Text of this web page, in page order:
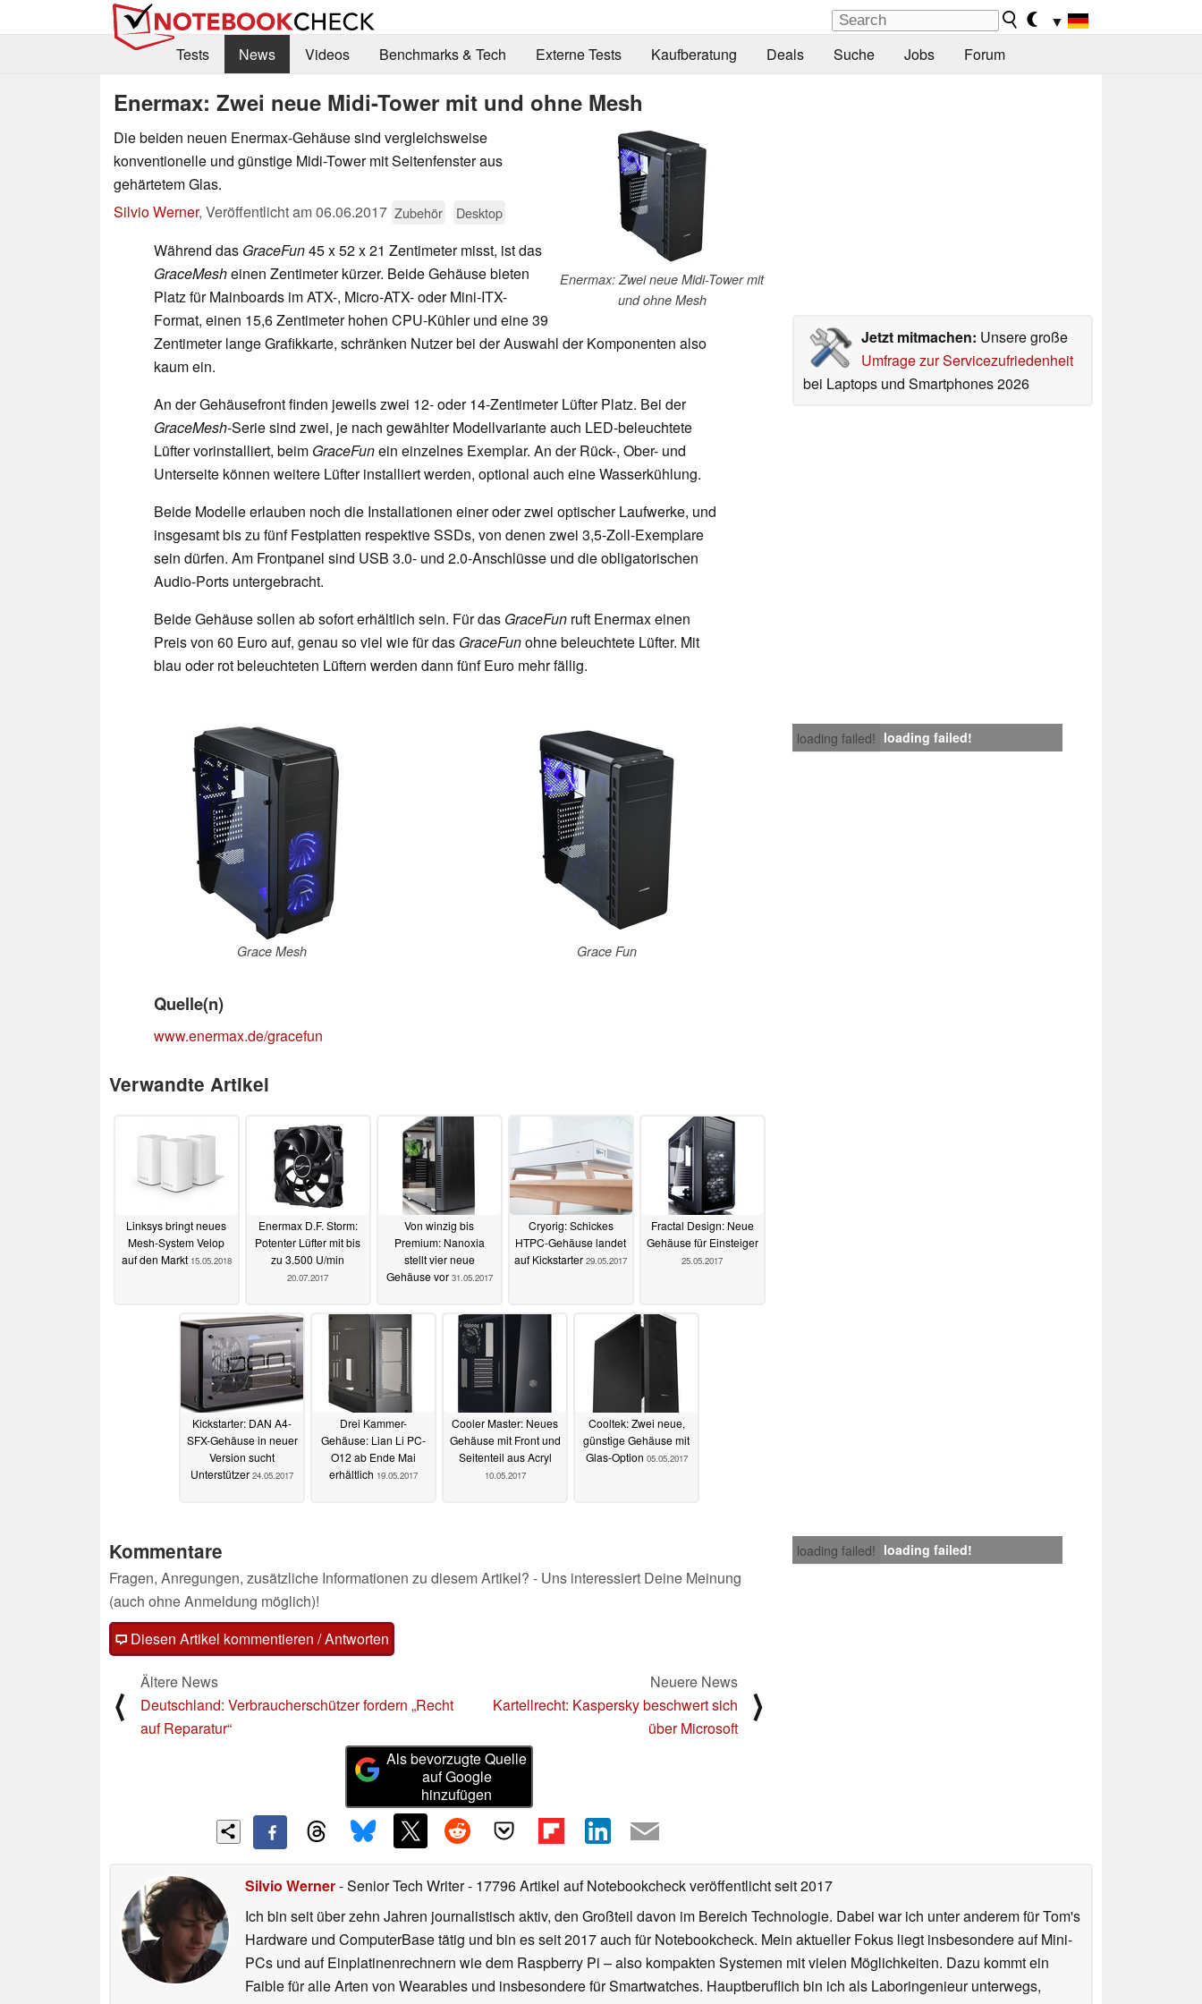
▼
Tests
News Videos Benchmarks & Tech Externe Tests Kaufberatung Deals Suche Jobs Forum
Enermax: Zwei neue Midi-Tower mit und ohne Mesh
Enermax: Zwei neue Midi-Tower mit
und ohne Mesh
Die beiden neuen Enermax-Gehäuse sind vergleichsweise
konventionelle und günstige Midi-Tower mit Seitenfenster aus
gehärtetem Glas.
Silvio Werner, Veröffentlicht am06.06.2017 Zubehör Desktop
Jetzt mitmachen: Unsere große
Umfrage zur Servicezufriedenheit
bei Laptops und Smartphones 2026
Während das GraceFun45 x 52 x 21 Zentimeter misst, ist das
GraceMesheinen Zentimeter kürzer. Beide Gehäuse bieten
Platz für Mainboards im ATX-, Micro-ATX- oder Mini-ITX-
Format, einen 15,6 Zentimeter hohen CPU-Kühler und eine 39
Zentimeter lange Grafikkarte, schränken Nutzer bei der Auswahl der Komponenten also
kaum ein.
An der Gehäusefront finden jeweils zwei 12- oder 14-Zentimeter Lüfter Platz. Bei der
GraceMesh-Serie sind zwei, je nach gewählter Modellvariante auch LED-beleuchtete
Lüfter vorinstalliert, beim GraceFunein einzelnes Exemplar. An der Rück-, Ober- und
Unterseite können weitere Lüfter installiert werden, optional auch eine Wasserkühlung.
Beide Modelle erlauben noch die Installationen einer oder zwei optischer Laufwerke, und
insgesamt bis zu fünf Festplatten respektive SSDs, von denen zwei 3,5-Zoll-Exemplare
sein dürfen. Am Frontpanel sind USB 3.0- und 2.0-Anschlüsse und die obligatorischen
Audio-Ports untergebracht.
Beide Gehäuse sollen ab sofort erhältlich sein. Für das GraceFun ruft Enermax einen
Preis von 60 Euro auf, genau so viel wie für das GraceFunohne beleuchtete Lüfter. Mit
blau oder rot beleuchteten Lüftern werden dann fünf Euro mehr fällig.
loading failed! loading failed!
Grace Mesh Grace Fun
Quelle(n)
www.enermax.de/gracefun
Verwandte Artikel
Linksys bringt neues
Mesh-System Velop
auf den Markt 15.05.2018
Enermax D.F. Storm:
Potenter Lüfter mit bis
zu 3.500 U/min
20.07.2017
Von winzig bis
Premium: Nanoxia
stellt vier neue
Gehäuse vor 31.05.2017
Cryorig: Schickes
HTPC-Gehäuse landet
auf Kickstarter 29.05.2017
Fractal Design: Neue
Gehäuse für Einsteiger
25.05.2017
Kickstarter: DAN A4-
SFX-Gehäuse in neuer
Version sucht
Unterstützer 24.05.2017
Drei Kammer-
Gehäuse: Lian Li PC-
O12 ab Ende Mai
erhältlich 19.05.2017
Cooler Master: Neues
Gehäuse mit Front und
Seitenteil aus Acryl
10.05.2017
Cooltek: Zwei neue,
günstige Gehäuse mit
Glas-Option 05.05.2017
loading failed! loading failed!
Kommentare
Fragen, Anregungen, zusätzliche Informationen zu diesem Artikel? - Uns interessiert Deine Meinung
(auch ohne Anmeldung möglich)!
Diesen Artikel kommentieren / Antworten
⟨
Ältere News
Deutschland: Verbraucherschützer fordern „Recht
auf Reparatur“
Neuere News
Kartellrecht: Kaspersky beschwert sich
über Microsoft
⟩
Als bevorzugte Quelle
auf Google
hinzufügen
Silvio Werner- Senior Tech Writer- 17796 Artikel auf Notebookcheck veröffentlichtseit 2017
Ich bin seit über zehn Jahren journalistisch aktiv, den Großteil davon im Bereich Technologie. Dabei war ich unter anderem für Tom's
Hardware und ComputerBase tätig und bin es seit 2017 auch für Notebookcheck. Mein aktueller Fokus liegt insbesondere auf Mini-
PCs und auf Einplatinenrechnern wie dem Raspberry Pi – also kompakten Systemen mit vielen Möglichkeiten. Dazu kommt ein
Faible für alle Arten von Wearables und insbesondere für Smartwatches. Hauptberuflich bin ich als Laboringenieur unterwegs,